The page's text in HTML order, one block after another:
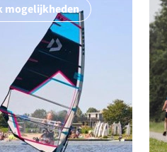
mogelijkheden